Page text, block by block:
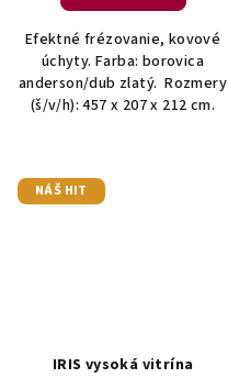
Efektné frézovanie, kovové
úchyty. Farba: borovica
anderson/dub zlatý. Rozmery
(š/v/h): 457 x 207 x 212 cm.
NÁŠ HIT
IRIS vysoká vitrína